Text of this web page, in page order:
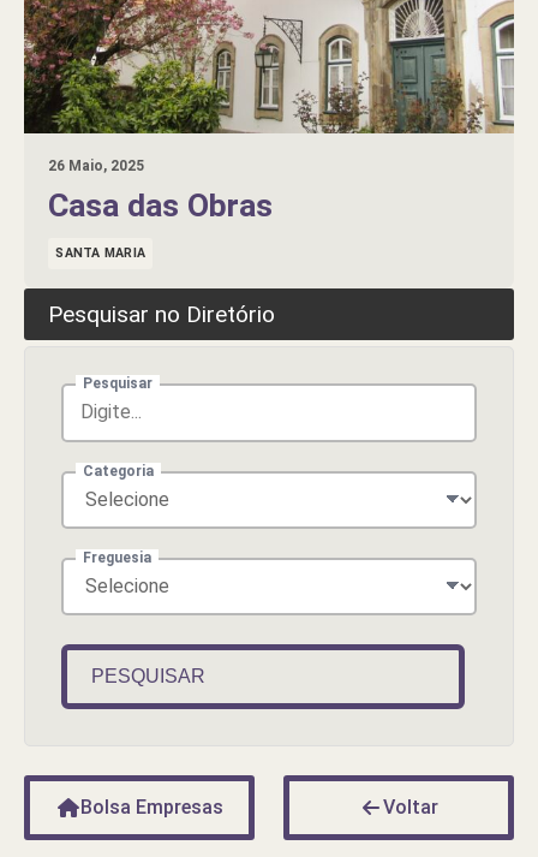
26 Maio, 2025
Casa das Obras
SANTA MARIA
Pesquisar no Diretório
Pesquisar
Categoria
Freguesia
PESQUISAR
Bolsa Empresas Voltar